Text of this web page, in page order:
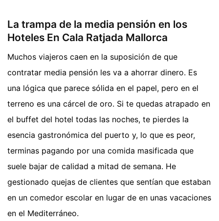
La trampa de la media pensión en los
Hoteles En Cala Ratjada Mallorca
Muchos viajeros caen en la suposición de que
contratar media pensión les va a ahorrar dinero. Es
una lógica que parece sólida en el papel, pero en el
terreno es una cárcel de oro. Si te quedas atrapado en
el buffet del hotel todas las noches, te pierdes la
esencia gastronómica del puerto y, lo que es peor,
terminas pagando por una comida masificada que
suele bajar de calidad a mitad de semana. He
gestionado quejas de clientes que sentían que estaban
en un comedor escolar en lugar de en unas vacaciones
en el Mediterráneo.